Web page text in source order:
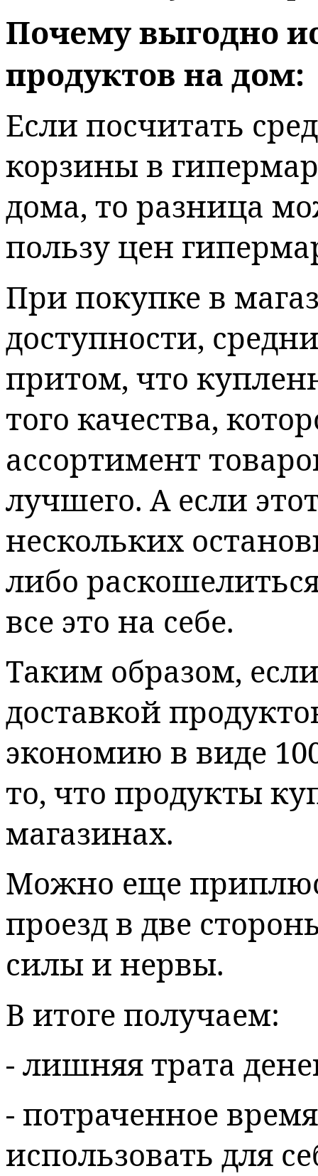
Почему выгодно
продуктов на дом:
Если посчитать
корзины в
дома, то разница
пользу цен
При покупке в
доступности,
притом, что
того качества,
ассортимент
лучшего. А если
нескольких
либо
все это на себе.
Таким образом,
доставкой
экономию в виде
то, что продукты
магазинах.
Можно еще
проезд в две
силы и нервы.
В итоге получаем:
- лишняя трата
- потраченное
использовать для